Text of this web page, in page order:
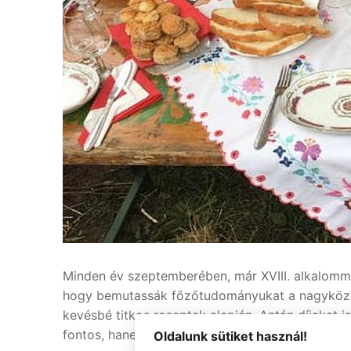
Minden év szeptemberében, már XVIII.
hogy bemutassák főzőtudományukat a
kevésbé titkos receptek alapján. Aztán díjakat
fontos, hanem a részvétel.Oldalunk sütiket használ!